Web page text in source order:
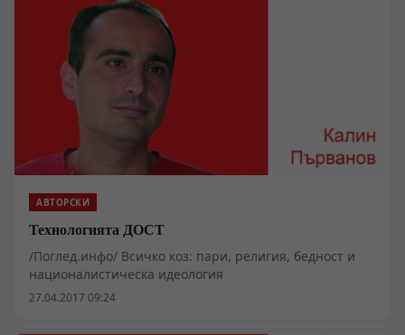
АВТОРСКИ
Технологията ДОСТ
/Поглед.инфо/ Всичко коз: пари, религия, бедност и
националистическа идеология
27.04.2017 09:24